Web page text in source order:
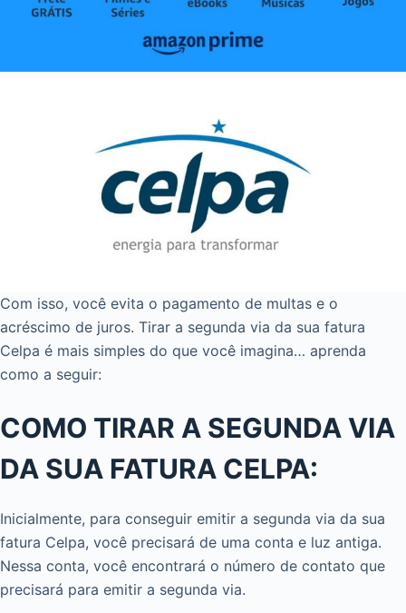
Com isso, você evita o pagamento de multas e o
acréscimo de juros. Tirar a segunda via da sua fatura
Celpa é mais simples do que você imagina… aprenda
como a seguir:
COMO TIRAR A SEGUNDA VIA
DA SUA FATURA CELPA:
Inicialmente, para conseguir emitir a segunda via da sua
fatura Celpa, você precisará de uma conta e luz antiga.
Nessa conta, você encontrará o número de contato que
precisará para emitir a segunda via.